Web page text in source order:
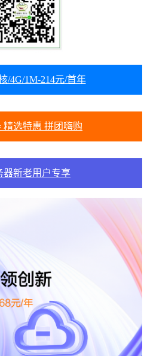
/4G/1M-214元/首年
精选特惠 拼团嗨购
器新老用户专享